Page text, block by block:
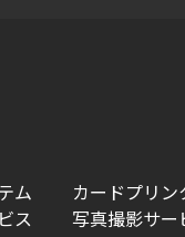
ム
カードプリン
ス
写真撮影サー